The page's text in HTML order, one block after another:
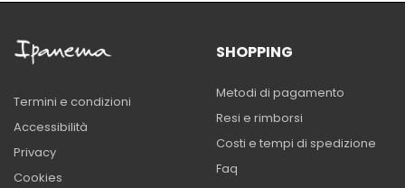
Termini e condizioni
Accessibilità
Privacy
Cookies
SHOPPING
Metodi di pagamento
Resi e rimborsi
Costi e tempi di spedizione
Faq